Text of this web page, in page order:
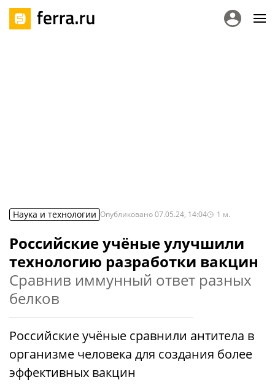
Наука и технологии Опубликовано07.05.24, 14:04 1 м.
Российские учёные улучшили
технологию разработки вакцин
Сравнив иммунный ответ разных
белков
Российские учёные сравнили антитела в
организме человека для создания более
эффективных вакцин